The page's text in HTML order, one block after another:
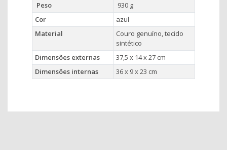
Peso
930 g
Cor
azul
Material
Couro genuíno, tecido
sintético
Dimensões externas
37,5 x 14 x 27 cm
Dimensões internas
36 x 9 x 23 cm